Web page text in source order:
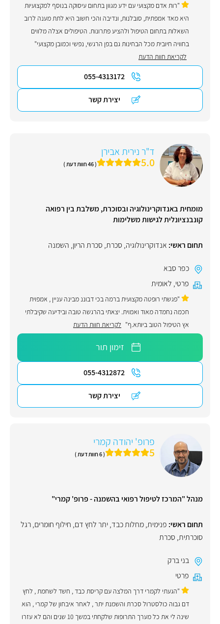
"רות אדם מקצועי עם ידע מגוון בתחום עיסוקה בנוסף למקצועיות
היא מאד אמפתית, סובלנות, ונדיבה והכי חשוב היא לתת מענה לרוב
השאלות בתחום הטיפול ולהציע פתרונות. הטיפולים אצלה מלווים
בחוויה חיובית מכל הבחינות גם בפן הרגשי, נפשי וכמובן מקצועי"
לקריאת חוות הדעת
055-4313172
יצירת קשר
ד"ר נירית אבירן
5.0 ( 46 חוות דעת )
מומחית באנדוקרינולוגיה ובסוכרת, משלבת בין רפואה
קונבנציונלית לגישות משלימות
תחום ראשי: אנדוקרינולוגיה, סכרת, סכרת הריון, השמנה
כפר סבא
פרטי, לאומית
"פגשתי רופטה מקצועית ברמה בכי דבוננ מבינה עניין , אמפוית
חכמה נחמדה מאוד ואמוית. יצאתי בהרגשה טובה ובידיעה שקיבלתי
אץ הטיפול הטוב ביותא.ף" לקריאת חוות הדעת
זימון תור
055-4312872
יצירת קשר
פרופ' יהודה קמרי
5 ( 6 חוות דעת )
מנהל "המרכז לטיפול רפואי בהשמנה - פרופ' קמרי"
תחום ראשי: פנימית,מחלות כבד,יתר לחץ דם, חילוף חומרים,רגל
סוכרתית, סכרת
בני ברק
פרטי
"הגעתי לקמרי דרך המלצה עם קריסת כבד , חשד לשחמת , לחץ
דם גבוה כולסטרול סכרת והשמנת יתר , לאחר איבחון של קמרי , הוא
שינה לי את כל מערך התרופות שלקחתי במשך 10 שנים והם לא עזרו